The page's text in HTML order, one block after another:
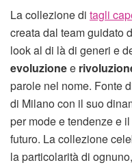
La collezione di tagli
creata dal team guidato
look al di là di generi e
evoluzionee
parole nel nome. Fonte
di Milano con il suo
per mode e tendenze e
futuro. La collezione
la particolarità di